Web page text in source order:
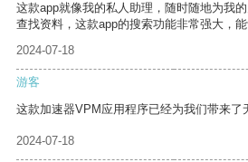
这款app就像我的私人助理，随时随地为我
查找资料，这款app的搜索功能非常强大，
2024-07-18
游客
这款加速器VPM应用程序已经为我们带来了
2024-07-18